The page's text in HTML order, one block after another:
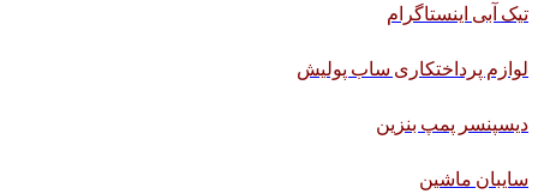
تیک آبی اینستاگرام
لوازم پرداختکاری ساب پولیش
دیسپنسر پمپ بنزین
سایبان ماشین